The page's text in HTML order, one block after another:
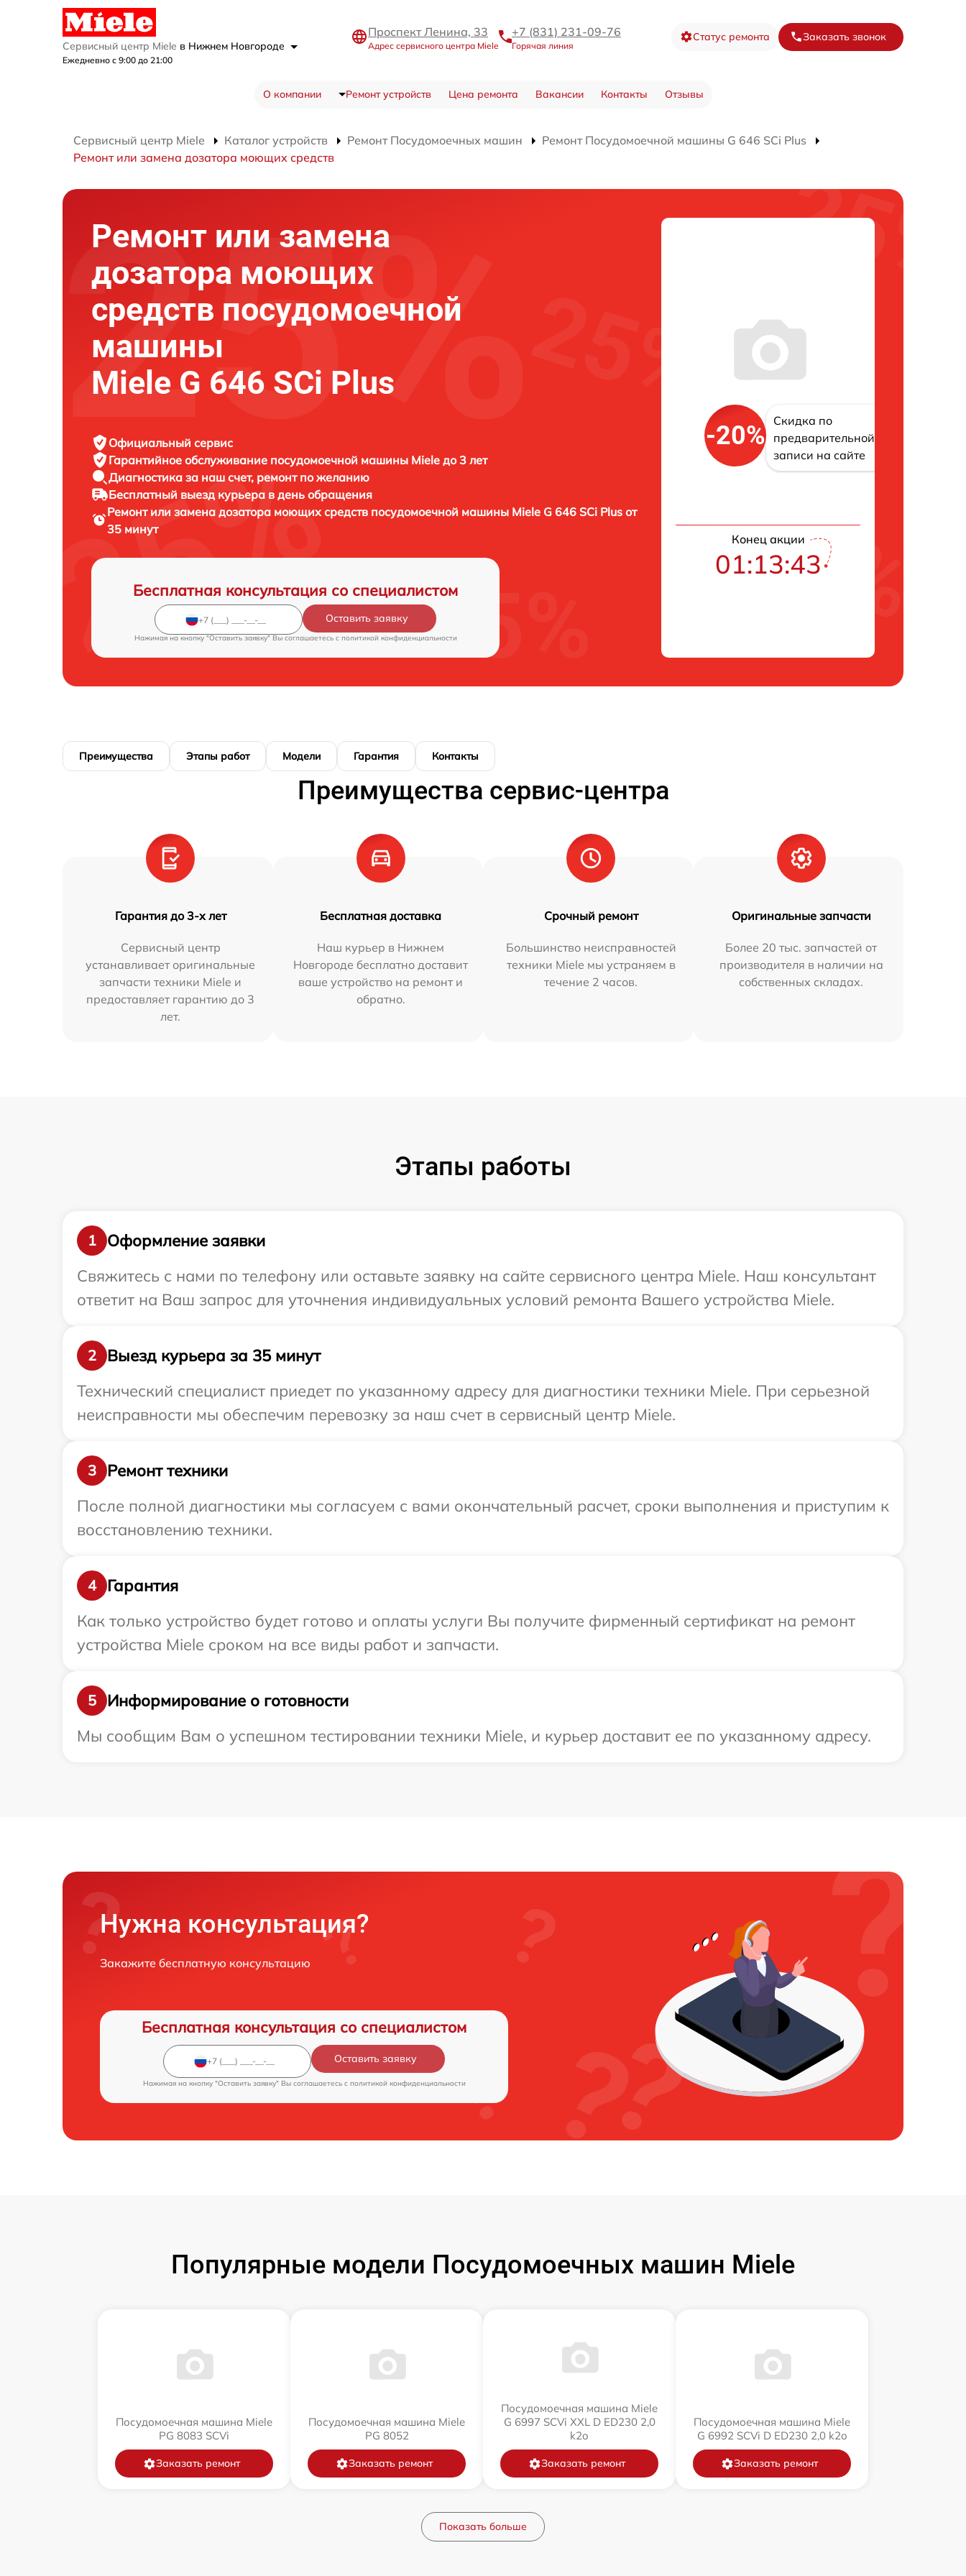
Сервисный центр Miele в Нижнем Новгороде
Ежедневно с 9:00 до 21:00
Проспект Ленина, 33
Адрес сервисного центра Miele
+7 (831) 231-09-76
Горячая линия
Статус ремонта Заказать звонок
О компании Ремонт устройств Цена ремонта Вакансии Контакты Отзывы
Сервисный центр Miele Каталог устройств Ремонт Посудомоечных машин
Ремонт Посудомоечной машины G 646 SCi Plus
Ремонт или замена дозатора моющих средств
Ремонт или замена
дозатора моющих
средств посудомоечной
машины
Miele G 646 SCi Plus
Официальный сервис
Гарантийное обслуживание посудомоечной машины Miele до 3 лет
Диагностика за наш счет, ремонт по желанию
Бесплатный выезд курьера в день обращения
Ремонт или замена дозатора моющих средств посудомоечной машины Miele G 646 SCi Plus от
35 минут
Бесплатная консультация со специалистом
Оставить заявку
Нажимая на кнопку "Оставить заявку" Вы соглашаетесь c политикой конфиденциальности
-20%
Скидка по
предварительной
записи на сайте
Конец акции
01:13:43
Преимущества Этапы работ Модели Гарантия Контакты
Преимущества сервис-центра
Гарантия до 3-х лет
Сервисный центр
устанавливает оригинальные
запчасти техники Miele и
предоставляет гарантию до 3
лет.
Бесплатная доставка
Наш курьер в Нижнем
Новгороде бесплатно доставит
ваше устройство на ремонт и
обратно.
Срочный ремонт
Большинство неисправностей
техники Miele мы устраняем в
течение 2 часов.
Оригинальные запчасти
Более 20 тыс. запчастей от
производителя в наличии на
собственных складах.
Этапы работы
1
Оформление заявки
Свяжитесь с нами по телефону или оставьте заявку на сайте сервисного центра Miele. Наш консультант
ответит на Ваш запрос для уточнения индивидуальных условий ремонта Вашего устройства Miele.
2
Выезд курьера за 35 минут
Технический специалист приедет по указанному адресу для диагностики техники Miele. При серьезной
неисправности мы обеспечим перевозку за наш счет в сервисный центр Miele.
3
Ремонт техники
После полной диагностики мы согласуем с вами окончательный расчет, сроки выполнения и приступим к
восстановлению техники.
4
Гарантия
Как только устройство будет готово и оплаты услуги Вы получите фирменный сертификат на ремонт
устройства Miele сроком на все виды работ и запчасти.
5
Информирование о готовности
Мы сообщим Вам о успешном тестировании техники Miele, и курьер доставит ее по указанному адресу.
Нужна консультация?
Закажите бесплатную консультацию
Бесплатная консультация со специалистом
Оставить заявку
Нажимая на кнопку "Оставить заявку" Вы соглашаетесь c политикой конфиденциальности
Популярные модели Посудомоечных машин Miele
Посудомоечная машина Miele
PG 8083 SCVi
Заказать ремонт
Посудомоечная машина Miele
PG 8052
Заказать ремонт
Посудомоечная машина Miele
G 6997 SCVi XXL D ED230 2,0
k2o
Заказать ремонт
Посудомоечная машина Miele
G 6992 SCVi D ED230 2,0 k2o
Заказать ремонт
Показать больше